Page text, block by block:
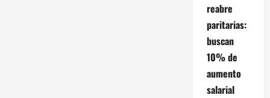
reabre
paritarias:
buscan
10% de
aumento
salarial